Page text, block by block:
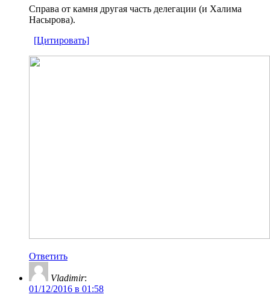
Справа от камня другая часть делегации (и Халима
Насырова).
[Цитировать]
Ответить
Vladimir:
01/12/2016 в 01:58